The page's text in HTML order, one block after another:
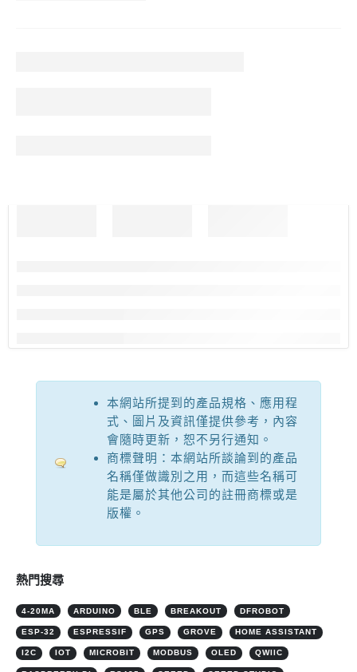
本網站所提到的產品規格、應用程
式、圖片及資訊僅提供參考，內容
會隨時更新，恕不另行通知。
商標聲明：本網站所談論到的產品
名稱僅做識別之用，而這些名稱可
能是屬於其他公司的註冊商標或是
版權。
熱門搜尋
4-20MA ARDUINO BLE BREAKOUT DFROBOT
ESP-32 ESPRESSIF GPS GROVE HOME ASSISTANT
I2C IOT MICROBIT MODBUS OLED QWIIC